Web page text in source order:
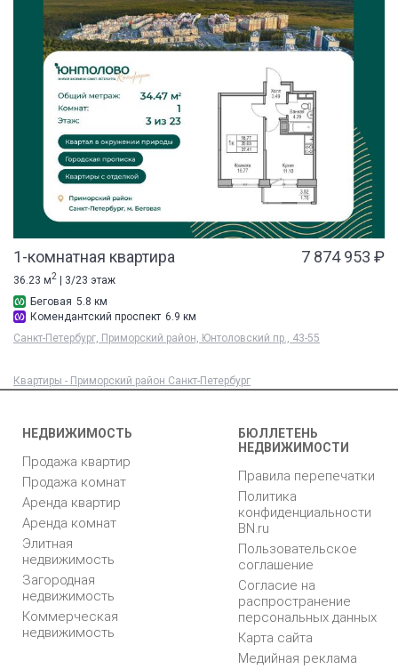
1-комнатная квартира 7 874 953 ₽
36.23 м2 | 3/23 этаж
Беговая 5.8 км
Комендантский проспект 6.9 км
Санкт-Петербург, Приморский район, Юнтоловский пр., 43-55
Квартиры - Приморский район Санкт-Петербург
НЕДВИЖИМОСТЬ
Продажа квартир
Продажа комнат
Аренда квартир
Аренда комнат
Элитная
недвижимость
Загородная
недвижимость
Коммерческая
недвижимость
БЮЛЛЕТЕНЬ
НЕДВИЖИМОСТИ
Правила перепечатки
Политика
конфиденциальности
BN.ru
Пользовательское
соглашение
Согласие на
распространение
персональных данных
Карта сайта
Медийная реклама